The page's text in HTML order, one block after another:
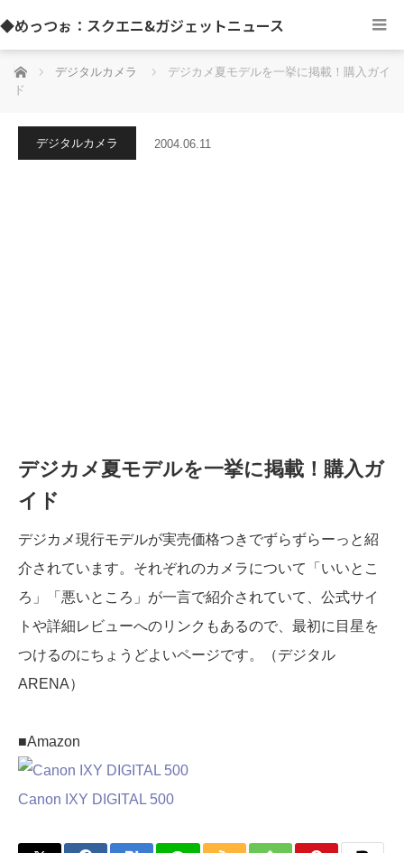
◆めっつぉ：スクエニ&ガジェットニュース
ホーム デジタルカメラ
デジカメ夏モデルを一挙に掲載！購入ガイ
ド
デジタルカメラ 2004.06.11
デジカメ夏モデルを一挙に掲載！購入ガ
イド
デジカメ現行モデルが実売価格つきでずらずらーっと紹
介されています。それぞれのカメラについて「いいとこ
ろ」「悪いところ」が一言で紹介されていて、公式サイ
トや詳細レビューへのリンクもあるので、最初に目星を
つけるのにちょうどよいページです。（デジタル
ARENA）
■Amazon
Canon IXY DIGITAL 500